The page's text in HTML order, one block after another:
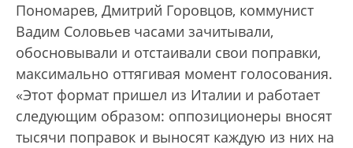
Пономарев, Дмитрий Горовцов, коммунист
Вадим Соловьев часами зачитывали,
обосновывали и отстаивали свои поправки,
максимально оттягивая момент голосования.
«Этот формат пришел из Италии и работает
следующим образом: оппозиционеры вносят
тысячи поправок и выносят каждую из них на